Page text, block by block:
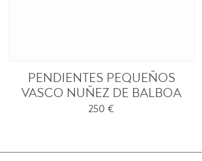
PENDIENTES PEQUEÑOS
VASCO NUÑEZ DE BALBOA
250€